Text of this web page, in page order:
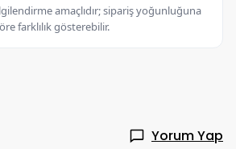
amaçlıdır; sipariş yoğunluğuna
farklılık gösterebilir.
Yorum Yap